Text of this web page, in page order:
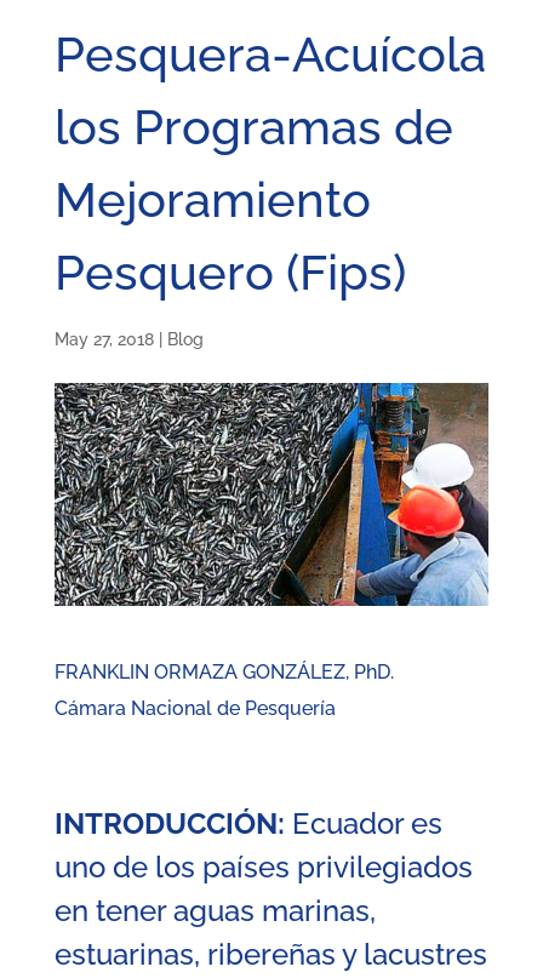
Pesquera-Acuícola
los Programas de
Mejoramiento
Pesquero (Fips)
May 27, 2018| Blog
FRANKLIN ORMAZA GONZÁLEZ, PhD.
Cámara Nacional de Pesquería
INTRODUCCIÓN: Ecuador es
uno de los países privilegiados
en tener aguas marinas,
estuarinas, ribereñas y lacustres